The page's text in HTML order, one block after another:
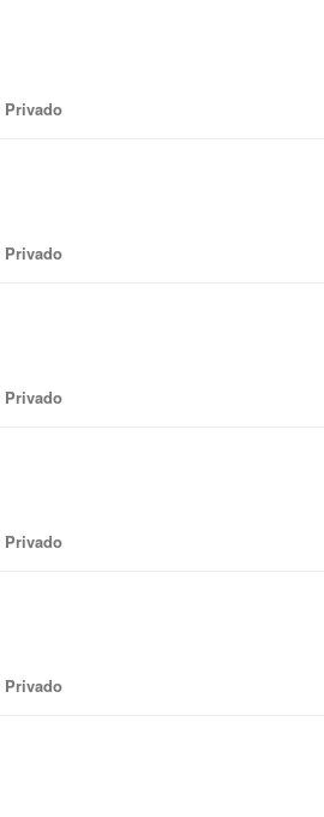
Privado
Privado
Privado
Privado
Privado